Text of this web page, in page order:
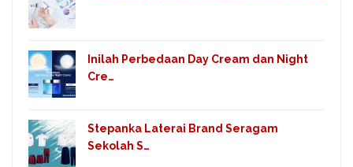
Inilah Perbedaan Day Cream dan Night
Cre…
Stepanka Laterai Brand Seragam
Sekolah S…